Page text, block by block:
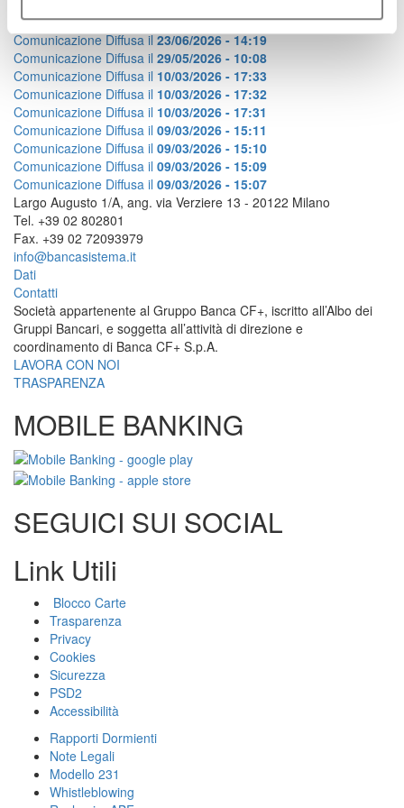
Comunicazione Diffusa il23/06/2026 - 14:19
Comunicazione Diffusa il 29/05/2026 - 10:08
Comunicazione Diffusa il 10/03/2026 - 17:33
Comunicazione Diffusa il 10/03/2026 - 17:32
Comunicazione Diffusa il 10/03/2026 - 17:31
Comunicazione Diffusa il 09/03/2026 - 15:11
Comunicazione Diffusa il 09/03/2026 - 15:10
Comunicazione Diffusa il 09/03/2026 - 15:09
Comunicazione Diffusa il 09/03/2026 - 15:07
Largo Augusto 1/A, ang. via Verziere 13 - 20122 Milano
Tel. +39 02 802801
Fax. +39 02 72093979
info@bancasistema.it
Dati
Contatti
Società appartenente al Gruppo Banca CF+, iscritto all’Albo dei
Gruppi Bancari, e soggetta all’attività di direzione e
coordinamento di Banca CF+ S.p.A.
LAVORA CON NOI
TRASPARENZA
MOBILE BANKING
SEGUICI SUI SOCIAL
Link Utili
Blocco Carte
Trasparenza
Privacy
Cookies
Sicurezza
PSD2
Accessibilità
Rapporti Dormienti
Note Legali
Modello 231
Whistleblowing